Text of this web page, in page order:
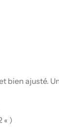
bien ajusté.
« )